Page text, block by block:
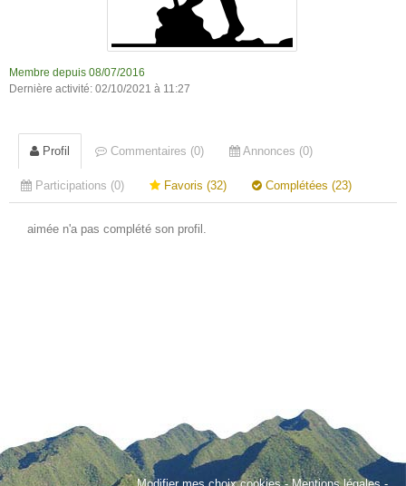
Membre depuis 08/07/2016
Dernière activité: 02/10/2021 à 11:27
Profil Commentaires (0) Annonces (0)
Participations (0) Favoris (32) Complétées (23)
aimée n'a pas complété son profil.